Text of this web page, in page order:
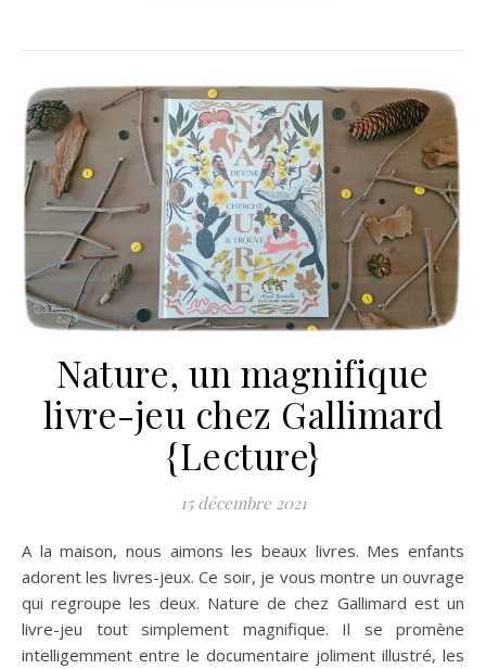
Nature, un magnifique
livre-jeu chez Gallimard
{Lecture}
15 décembre 2021
A la maison, nous aimons les beaux livres. Mes enfants
adorent les livres-jeux. Ce soir, je vous montre un ouvrage
qui regroupe les deux. Nature de chez Gallimard est un
livre-jeu tout simplement magnifique. Il se promène
intelligemment entre le documentaire joliment illustré, les